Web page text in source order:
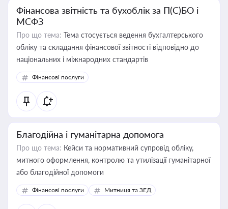
Фінансова звітність та бухоблік за П(С)БО і
МСФЗ
Про що тема: Тема стосується ведення бухгалтерського
обліку та складання фінансової звітності відповідно до
національних і міжнародних стандартів
Фінансові послуги
Благодійна і гуманітарна допомога
Про що тема: Кейси та нормативний супровід обліку,
митного оформлення, контролю та утилізації гуманітарної
або благодійної допомоги
Фінансові послуги Митниця та ЗЕД